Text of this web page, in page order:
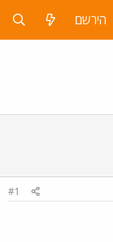
הירשם
#1